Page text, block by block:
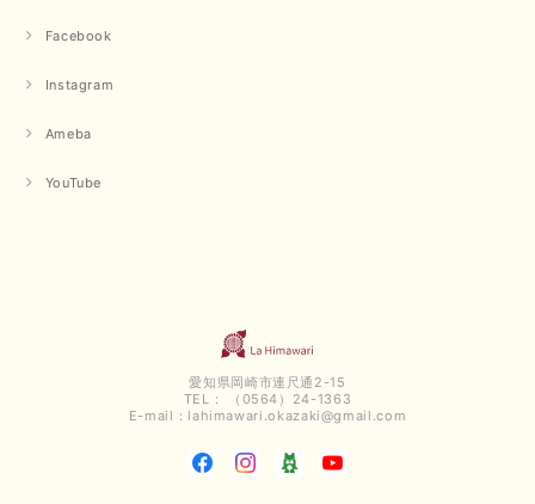
Facebook
Instagram
Ameba
YouTube
愛知県岡崎市連尺通2-15
TEL： （0564）24-1363
E-mail： lahimawari.okazaki@gmail.com